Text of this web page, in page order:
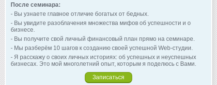
После семинара:
- Вы узнаете главное отличие богатых от бедных.
- Вы увидите разоблачения множества мифов об успешности и о
бизнесе.
- Вы получите свой личный финансовый план прямо на семинаре.
- Мы разберём 10 шагов к созданию своей успешной Web-студии.
- Я расскажу о своих личных историях: об успешных и неуспешных
бизнесах. Это мой многолетний опыт, которым я поделюсь с Вами.
Записаться